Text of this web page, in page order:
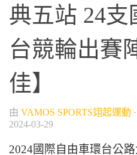
典五站 24
台競輪出賽
佳】
由 VAMOS SPORTS翊起運動
2024-03-29
2024國際自由車環台公